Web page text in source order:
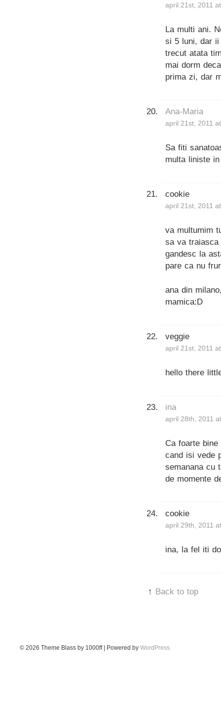
april 21st, 2011
La multi ani.
si 5 luni, dar
trecut atata
mai dorm
prima zi, dar
Ana-Maria
april 21st, 2011
Sa fiti
multa liniste
cookie
april 21st, 2011
va multumim
sa va
gandesc la
pare ca nu
ana din
mamica:D
veggie
april 21st, 2011
hello there
ina
april 28th, 2011
Ca foarte
cand isi vede
semanana cu
de momente
cookie
april 29th, 2011
ina, la fel iti
↑ Back to top
© 2026 Theme Blass by 1000ff | Powered by WordPress